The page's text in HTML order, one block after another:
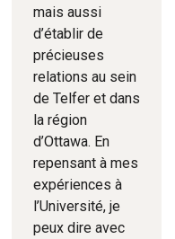
mais aussi
d’établir de
précieuses
relations au sein
de Telfer et dans
la région
d’Ottawa. En
repensant à mes
expériences à
l’Université, je
peux dire avec